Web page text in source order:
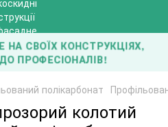
НА СВОЇХ КОНСТРУКЦІЯХ,
ПРОФЕСІОНАЛІВ!
полікарбонат
колотий